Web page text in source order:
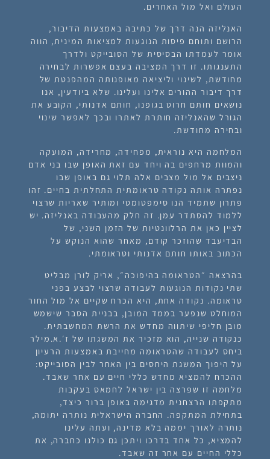
העולם ואל מול האחרים.
האנליזה הנה דרך של כתיבה באמצעות הדיבור,
הרושם ותוחם פיסות הנוגעות למציאות המינית, הווה
אומר לעמדתו הבסיסית של הסובייקט ולדרך
התענגותו. זו דרך המציבה בעצם אפשרות לבחירה
מחודשת, לשינוי וליציאה מאופנותה המהפנטת של
דרך דיבור ההורים אלינו ועלינו. שלא ביודעין, אנו
נושאים חותם חרוט בגופנו, חותם אדנותי, הקובע את
הגורל שהאנליזה חותרת לאתרו ובכך לאפשר שינוי
ובחירה מחודשת.
המלחמה היא נוראית, מפחידה, מחרידה, המועקה
והמוות מרחפים בה ויחד עם זאת האופן שבו בני אדם
ניצבים אל מול מצבים אלה תלוי גם באופן שבו
נפתרה אותה נקודה טראומתית התחלתית בחיים. זהו
פתרון שתמיד הנו סימפטומטי ומותיר שאריות שרצוי
ללמוד להסתדר עמן. זה חלק מהעבודה באנליזה. יש
לציין כאן את הרלוונטיות של הזמן השני, של
הבדיעבד שהוזכר קודם, מאחר שהוא הנוקש על
הכתוב באותו חותם אדנותי וטראומתי.
בהרצאה ״הטראומה בהיפוכה״, אריק לורן מבליט
שתי נקודות הנוגעות לעבודה שרצוי לבצע בפני
טראומה. נקודה אחת, היא הכרח שקיים אל מול החור
המוחלט שנפער בממד המובן, בבניית הסבר שישמש
מובן חליפי שיתווה מחדש את הרשת המחשבתית.
כנקודה שנייה, הוא מזכיר את המשגתו של ז׳.א.מילר
ביחס לעבודה שהטראומה מחייבת באמצעות הרעיון
על היפוך המשגת היחסים בין האחר לבין הסובייקט:
ההכרח להמציא מחדש כללי חיים עם אחר שאבד.
מלחמה זו שפרצה בין ישראל לחמאס בעקבות
מתקפתו הרצחנית מדגימה באופן ברור כיצד,
בתחילת המתקפה. החברה הישראלית נותרה יתומה,
נותרה לאורך יממה בלא מדינה, ועתה עלינו
להמציא, כל אחד בדרכו ויתכן גם כולנו כחברה, את
כללי החיים עם אחר זה שאבד.